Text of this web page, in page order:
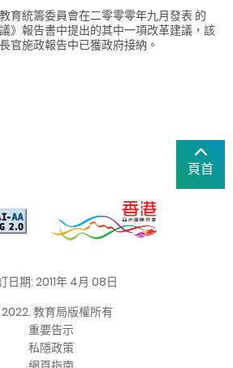
育統籌委員會在二零零零年九月發表 的
》報告書中提出的其中一項改革建議，該
官施政報告中已獲政府接納。
頁首
日期: 2011年 4月 08日
教育局版權所有
重要告示
私隱政策